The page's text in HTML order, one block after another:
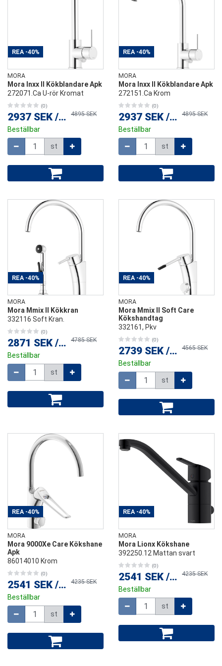
REA -40%
MORA
Mora Inxx II Kökblandare Apk
272071.Ca U-rör Kromat
(0)
2937 SEK / st4895 SEK
Beställbar
st
REA -40%
MORA
Mora Inxx II Kökblandare Apk
272151.Ca Krom
(0)
2937 SEK / st4895 SEK
Beställbar
st
REA -40%
MORA
Mora Mmix II Kökkran
332116 Soft Kran.
(0)
2871 SEK / st4785 SEK
Beställbar
st
REA -40%
MORA
Mora Mmix II Soft Care
Kökshandtag
332161, Pkv
(0)
2739 SEK / st4565 SEK
Beställbar
st
REA -40%
MORA
Mora 9000Xe Care Kökshane
Apk
86014010 Krom
(0)
2541 SEK / st4235 SEK
Beställbar
st
REA -40%
MORA
Mora Lionx Kökshane
392250.12 Mattan svart
(0)
2541 SEK / st4235 SEK
Beställbar
st